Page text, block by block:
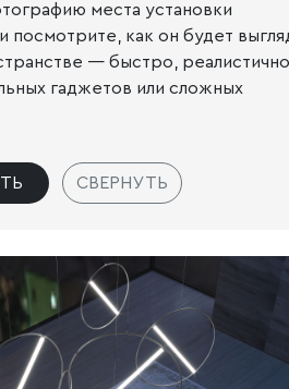
места установки
посмотрите, как он будет
— быстро, реалистично
гаджетов или сложных
СВЕРНУТЬ